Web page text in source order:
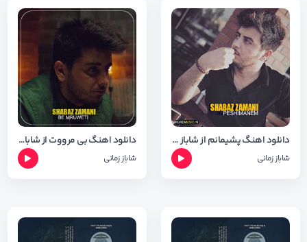
دانلود اهنگ پشیمانم از شاباز زمانی + متن و شعر
شاباز زمانی
دانلود اهنگ بی مرووت از شاباز زمانی + متن و شعر
شاباز زمانی